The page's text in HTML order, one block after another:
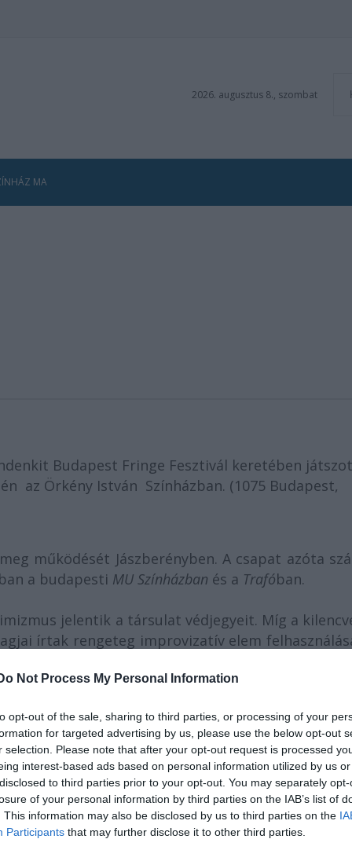
Not Process My Personal Information
opt-out of the sale, sharing to third parties, or processing of your
for targeted advertising by us, please use the below opt-out
selection. Please note that after your opt-out request is processed
interest-based ads based on personal information utilized by us
to third parties prior to your opt-out. You may separately
of your personal information by third parties on the IAB’s list of
This information may also be disclosed by us to third parties on the
Participants that may further disclose it to other third parties.
2026. augusztus 8., szombat
MA
Budapest Fringe Fesztivál keretében
az Örkény István Színházban. (1075 Budapest,
működését Jászberényben. A csapat azóta
a budapesti MU Színházban és a Trafóban.
jelentik a társulat védjegyeit. Míg a
írtak rengeteg improvizatív elem
a klasszikus szerzők (pl.:
alkotásai (pl.:Sarah Kane, Bíró László
Zsolt) egyaránt alkotják, ugyanakkor több
a fellépők között.
színt jelent a mai magyar színházak sorában
elementáris és húsbavágó humorral mutatja
világunkat. A társulat igyekszik olyan
a prózai- és mozgásszínház minden